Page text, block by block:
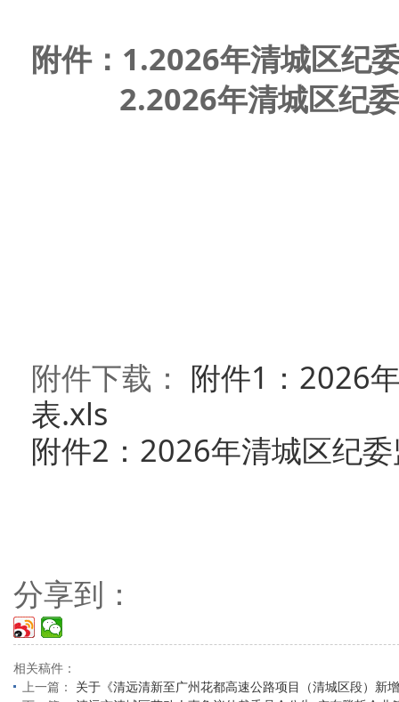
附件：1.2026年清城区纪
2.2026年清城区纪委
附件下载： 附件1：2026
表.xls
附件2：2026年清城区纪
分享到：
相关稿件：
上一篇： 关于《清远清新至广州花都高速公路项目（清城区段）新